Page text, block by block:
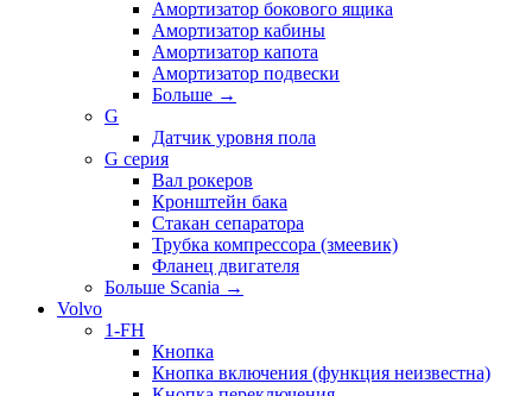
Амортизатор бокового ящика
Амортизатор кабины
Амортизатор капота
Амортизатор подвески
Больше →
G
Датчик уровня пола
G серия
Вал рокеров
Кронштейн бака
Стакан сепаратора
Трубка компрессора (змеевик)
Фланец двигателя
Больше Scania →
Volvo
1-FH
Кнопка
Кнопка включения (функция неизвестна)